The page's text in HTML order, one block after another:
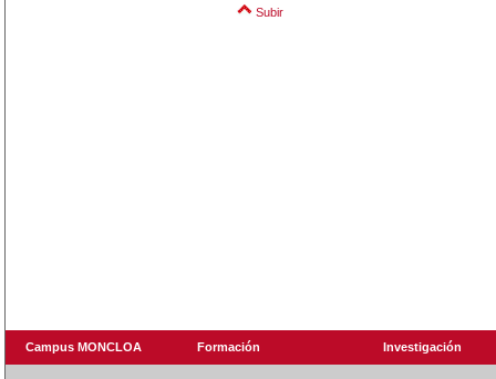
Subir
Campus MONCLOA Formación Investigación